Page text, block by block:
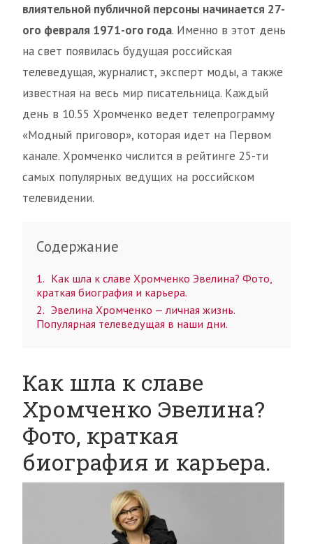
влиятельной публичной персоны начинается 27-
ого февраля 1971-ого года. Именно в этот день
на свет появилась будущая российская
телеведущая, журналист, эксперт моды, а также
известная на весь мир писательница. Каждый
день в 10.55 Хромченко ведет телепрограмму
«Модный приговор», которая идет на Первом
канале. Хромченко числится в рейтинге 25-ти
самых популярных ведущих на российском
телевидении.
Содержание
1
Как шла к славе Хромченко Эвелина? Фото,
краткая биография и карьера.
2
Эвелина Хромченко — личная жизнь.
Популярная телеведущая в наши дни.
Как шла к славе
Хромченко Эвелина?
Фото, краткая
биография и карьера.